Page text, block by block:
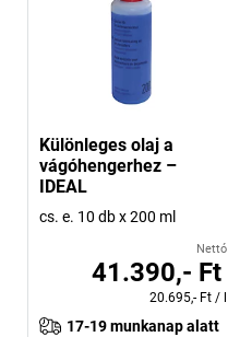
Különleges olaj a
vágóhengerhez –
IDEAL
cs. e. 10 db x 200 ml
Nettó
41.390,- Ft
20.695,- Ft / l
17-19 munkanap alatt